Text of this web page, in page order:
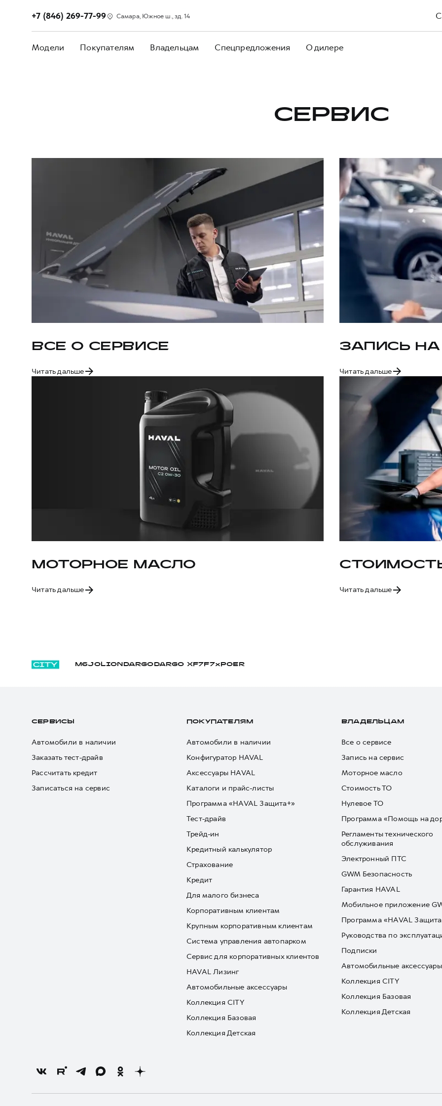
+7 (846) 269-77-99 Самара, Южное ш., зд. 14
Модели Покупателям Владельцам Спецпредложения О дилере
СЕРВИС
ВСЕ О СЕРВИСЕ
Читать дальше
ЗАПИСЬ
Читать дальше
МОТОРНОЕ МАСЛО
Читать дальше Читать дальше
M6JOLION DARGO DARGO Х F7 F7x POER
СЕРВИСЫ
Автомобили в наличии
Заказать тест-драйв
Рассчитать кредит
Записаться на сервис
ПОКУПАТЕЛЯМ
Автомобили в наличии
Конфигуратор HAVAL
Аксессуары HAVAL
Каталоги и прайс-листы
Программа «HAVAL Защита+»
Тест-драйв
Трейд-ин
Кредитный калькулятор
Страхование
Кредит
Для малого бизнеса
Корпоративным клиентам
Крупным корпоративным клиентам
Система управления автопарком
Сервис для корпоративных клиентов
HAVAL Лизинг
Автомобильные аксессуары
Коллекция CITY
Коллекция Базовая
Коллекция Детская
ВЛАДЕЛЬЦАМ
Все о сервисе
Запись на сервис
Моторное масло
Стоимость ТО
Нулевое ТО
Программа «Помощь на
Регламенты технического
обслуживания
Электронный ПТС
GWM Безопасность
Гарантия HAVAL
Мобильное приложение
Программа «HAVAL
Руководства по
Подписки
Автомобильные аксессуары
Коллекция CITY
Коллекция Базовая
Коллекция Детская